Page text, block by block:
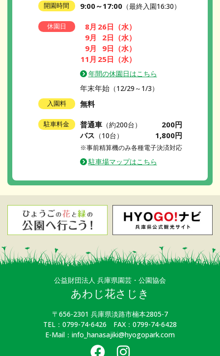
開園時間 9:00～17:00（最終入園16:30）
休園日 8月 26日 （水）
9月
2日 （水）
9月
9日 （水）
11月 25日 （水）
年間の休園日はこちら
年末年始（12/29～1/3）
入園料 無料
駐車料金 普通車（約200台）
200円
バス （10台） 1,800円
※事前精算機のみ各種電子決済対応
駐車場マップはこちら
公益財団法人 兵庫県園芸・公園協会
あわじ花さじき
〒656-2301 兵庫県淡路市楠本2805-7
TEL：0799-74-6426 FAX：0799-74-6428
E-Mail：info_hanasajiki@hyogopark.com